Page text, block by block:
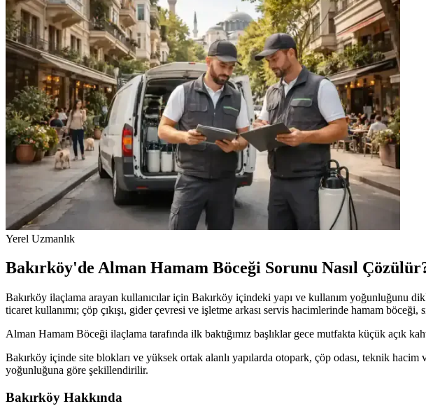
Yerel Uzmanlık
Bakırköy'de Alman Hamam Böceği Sorunu Nasıl
Bakırköy ilaçlama arayan kullanıcılar için Bakırköy içindeki yapı ve kullanım yoğunluğunu
ticaret kullanımı; çöp çıkışı, gider çevresi ve işletme arkası servis hacimlerinde hamam böceği,
Alman Hamam Böceği ilaçlama tarafında ilk baktığımız başlıklar gece mutfakta küçük açık
Bakırköy içinde site blokları ve yüksek ortak alanlı yapılarda otopark, çöp odası, teknik
yoğunluğuna göre şekillendirilir.
Bakırköy Hakkında